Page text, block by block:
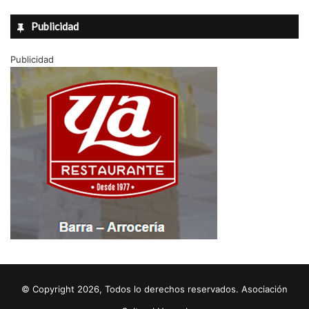
Publicidad
Publicidad
© Copyright 2026, Todos lo derechos reservados. Asociación